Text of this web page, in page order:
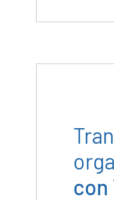
con